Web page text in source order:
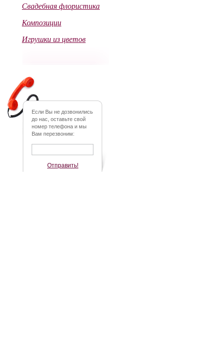
Свадебная флористика
Композиции
Игрушки из цветов
Если Вы не дозвонились
до нас, оставьте свой
номер телефона и мы
Вам перезвоним:
Отправить!